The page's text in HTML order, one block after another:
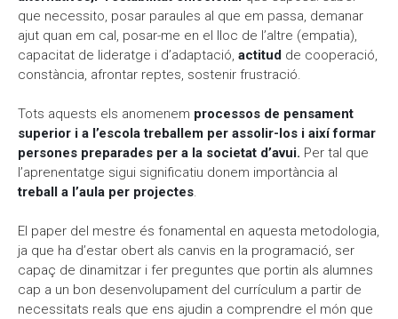
que necessito, posar paraules al que em passa, demanar
ajut quan em cal, posar-me en el lloc de l’altre (empatia),
capacitat de lideratge i d’adaptació, actitud de cooperació,
constància, afrontar reptes, sostenir frustració.
Tots aquests els anomenem processos de pensament
superior i a l’escola treballem per assolir-los i així formar
persones preparades per a la societat d’avui. Per tal que
l’aprenentatge sigui significatiu donem importància al
treball a l’aula per projectes.
El paper del mestre és fonamental en aquesta metodologia,
ja que ha d’estar obert als canvis en la programació, ser
capaç de dinamitzar i fer preguntes que portin als alumnes
cap a un bon desenvolupament del currículum a partir de
necessitats reals que ens ajudin a comprendre el món que